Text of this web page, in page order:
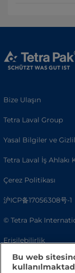
Bize Ulaşın
Tetra Laval Group
Yasal Bilgiler ve
Tetra Laval İş Ahlakı
Çerez Politikası
沪ICP备17056308号-1
© Tetra Pak
Erişilebilirlik
SSSBu web